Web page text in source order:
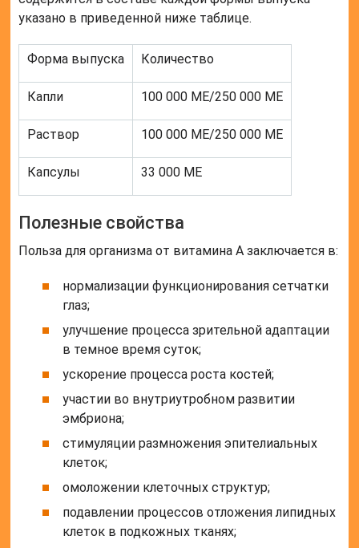
указано в приведенной ниже таблице.
Форма выпуска Количество
Капли 100 000 МЕ/250 000 МЕ
Раствор 100 000 МЕ/250 000 МЕ
Капсулы 33 000 МЕ
Полезные свойства
Польза для организма от витамина А заключается в:
нормализации функционирования сетчатки
глаз;
улучшение процесса зрительной адаптации
в темное время суток;
ускорение процесса роста костей;
участии во внутриутробном развитии
эмбриона;
стимуляции размножения эпителиальных
клеток;
омоложении клеточных структур;
подавлении процессов отложения липидных
клеток в подкожных тканях;